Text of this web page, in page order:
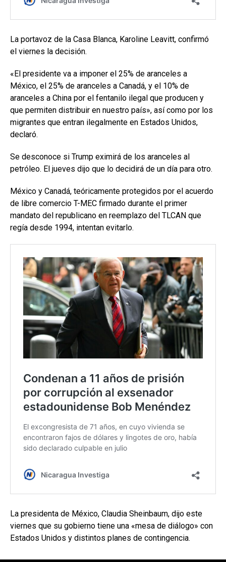
La portavoz de la Casa Blanca, Karoline Leavitt, confirmó
el viernes la decisión.
«El presidente va a imponer el 25% de aranceles a
México, el 25% de aranceles a Canadá, y el 10% de
aranceles a China por el fentanilo ilegal que producen y
que permiten distribuir en nuestro país», así como por los
migrantes que entran ilegalmente en Estados Unidos,
declaró.
Se desconoce si Trump eximirá de los aranceles al
petróleo. El jueves dijo que lo decidirá de un día para otro.
México y Canadá, teóricamente protegidos por el acuerdo
de libre comercio T-MEC firmado durante el primer
mandato del republicano en reemplazo del TLCAN que
regía desde 1994, intentan evitarlo.
La presidenta de México, Claudia Sheinbaum, dijo este
viernes que su gobierno tiene una «mesa de diálogo» con
Estados Unidos y distintos planes de contingencia.